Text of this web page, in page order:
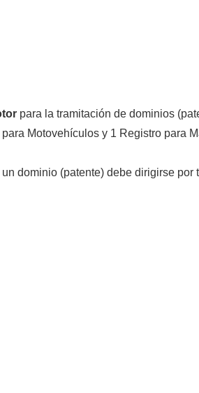
para la tramitación de dominios
Motovehículos y 1 Registro para
dominio (patente) debe dirigirse por